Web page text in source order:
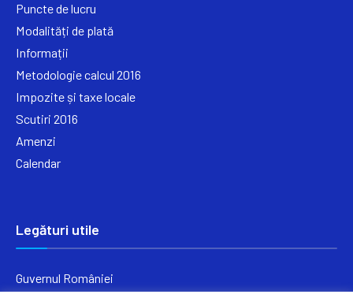
Puncte de lucru
Modalități de plată
Informații
Metodologie calcul 2016
Impozite și taxe locale
Scutiri 2016
Amenzi
Calendar
Legături utile
Guvernul României